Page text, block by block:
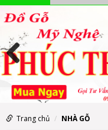
Trang chủ NHÀ GỖ